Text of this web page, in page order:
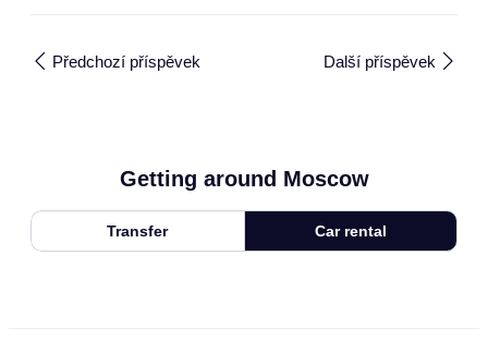
Předchozí příspěvek Další příspěvek
Getting around Moscow
Transfer Car rental